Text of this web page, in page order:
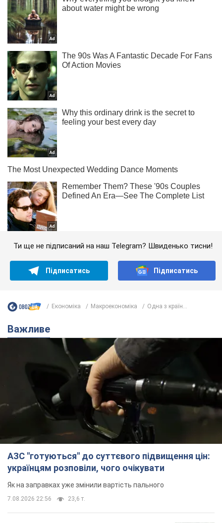
Ти ще не підписаний на наш Telegram? Швиденько тисни!
Підписатись Підписатись
Економіка Mакроекономіка Одна з країн...
Важливе
АЗС "готуються" до суттєвого підвищення цін:
українцям розповіли, чого очікувати
Як на заправках уже змінили вартість пального
7.08.2026 22:56 23,6 т.